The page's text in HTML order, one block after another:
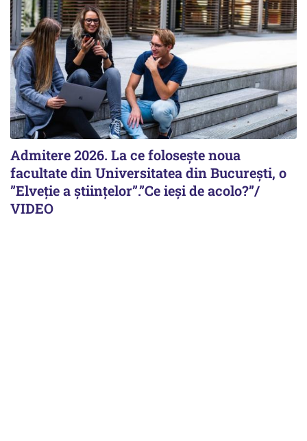
Admitere 2026. La ce folosește noua
facultate din Universitatea din București, o
”Elveție a științelor”.”Ce ieși de acolo?”/
VIDEO